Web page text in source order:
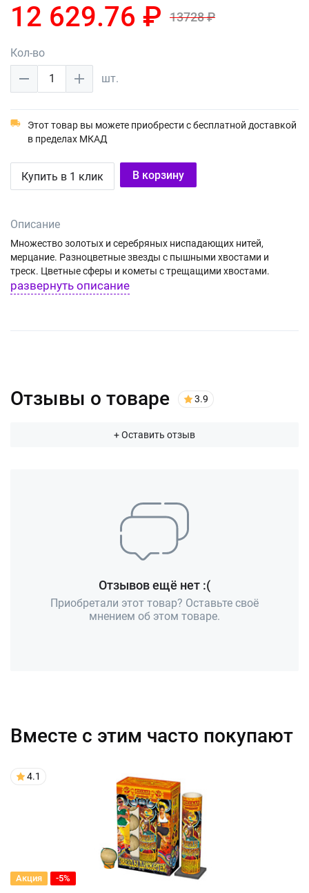
12 629.76 ₽ 13728 ₽
Кол-во
1
шт.
Этот товар вы можете приобрести с бесплатной доставкой
в пределах МКАД
Купить в 1 клик В корзину
Описание
Множество золотых и серебряных ниспадающих нитей,
мерцание. Разноцветные звезды с пышными хвостами и
треск. Цветные сферы и кометы с трещащими хвостами.
развернуть описание
Отзывы о товаре 3.9
+ Оставить отзыв
Отзывов ещё нет :(
Приобретали этот товар? Оставьте своё
мнением об этом товаре.
Вместе с этим часто покупают
4.1
Акция -5%